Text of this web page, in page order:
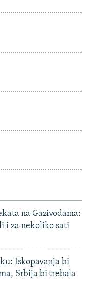
na Gazivodama:
i za nekoliko sati
Iskopavanja bi
Srbija bi trebala